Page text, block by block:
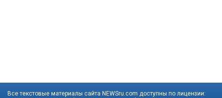
Все текстовые материалы сайта NEWSru.com доступны по лицензии: